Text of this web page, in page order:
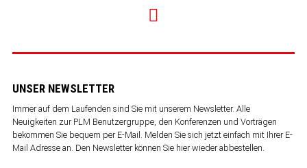
UNSER NEWSLETTER
Immer auf dem Laufenden sind Sie mit unserem Newsletter. Alle
Neuigkeiten zur PLM Benutzergruppe, den Konferenzen und Vorträgen
bekommen Sie bequem per E-Mail. Melden Sie sich jetzt einfach mit Ihrer E-
Mail Adresse an. Den Newsletter können Sie hier wieder abbestellen